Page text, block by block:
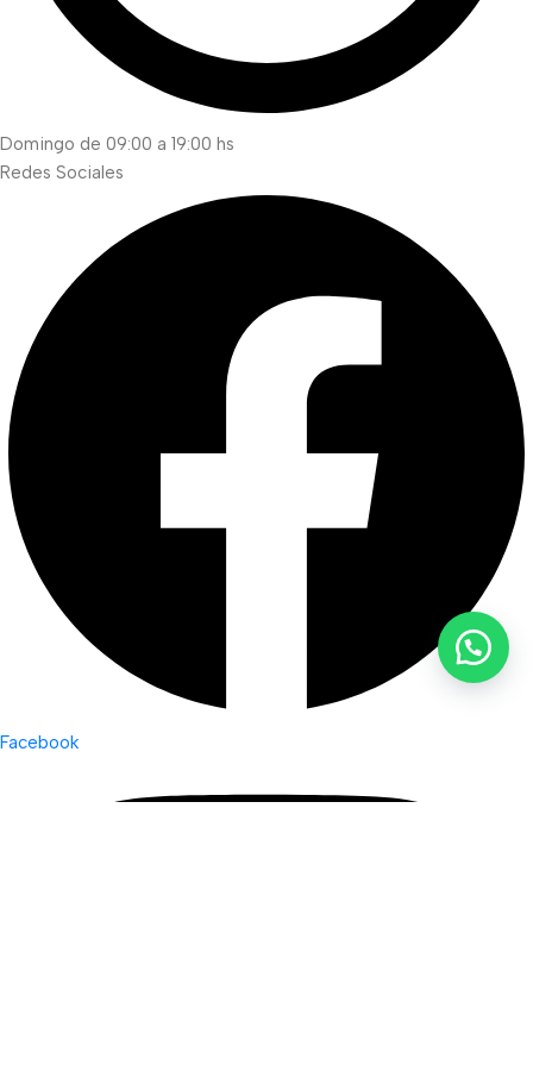
Domingo de 09:00 a 19:00 hs
Redes Sociales
Facebook